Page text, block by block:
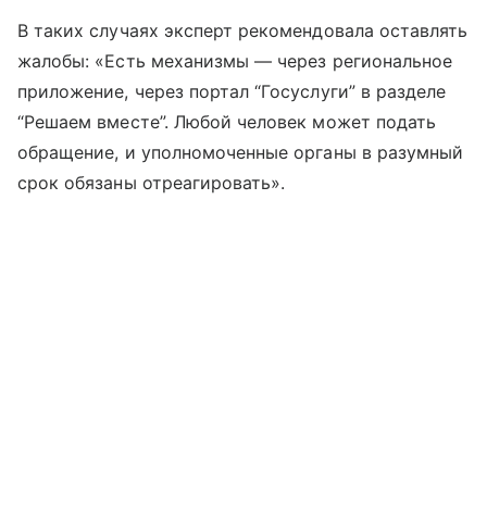
В таких случаях эксперт рекомендовала оставлять
жалобы: «Есть механизмы — через региональное
приложение, через портал “Госуслуги” в разделе
“Решаем вместе”. Любой человек может подать
обращение, и уполномоченные органы в разумный
срок обязаны отреагировать».